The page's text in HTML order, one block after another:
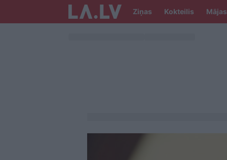
Ziņas Kokteilis Mājas